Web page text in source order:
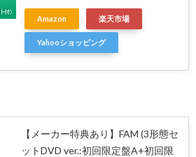
Amazon 楽天市場
Yahooショッピング
【メーカー特典あり】FAM (3形態セ
ットDVD ver.:初回限定盤A+初回限